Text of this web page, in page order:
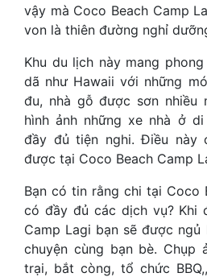
vậy mà Coco Beach Camp
von là thiên đường nghỉ
Khu du lịch này mang
dã như Hawaii với những
đu, nhà gỗ được sơn nhiều
hình ảnh những xe nhà ở
đầy đủ tiện nghi. Điều
được tại Coco Beach Camp
Bạn có tin rằng chi tại Coco
có đầy đủ các dịch vụ? Khi
Camp Lagi bạn sẽ được
chuyện cùng bạn bè. Chụp
trại, bắt còng, tổ chức